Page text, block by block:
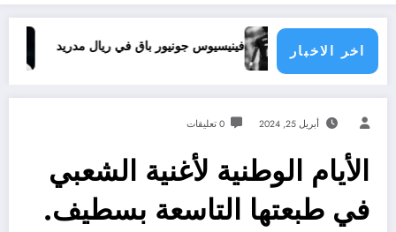
اخر الاخباريحدث فينيسيوس جونيور باق في ريال مدريد
أبريل 25, 2024 0 تعليقات
الأيام الوطنية لأغنية الشعبي
في طبعتها التاسعة بسطيف.